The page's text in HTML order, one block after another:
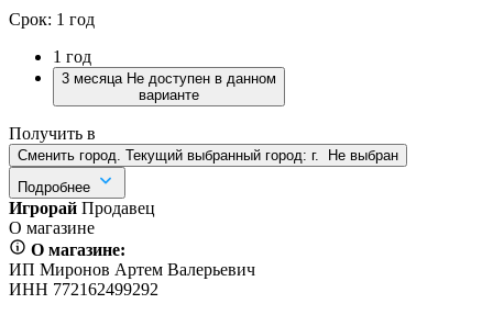
Срок: 1 год
1 год
3 месяца Не доступен в данном
варианте
Получить в
Сменить город. Текущий выбранный город: г.
Не выбран
Подробнее
Игрорай Продавец
О магазине
О магазине:
ИП Миронов Артем Валерьевич
ИНН 772162499292